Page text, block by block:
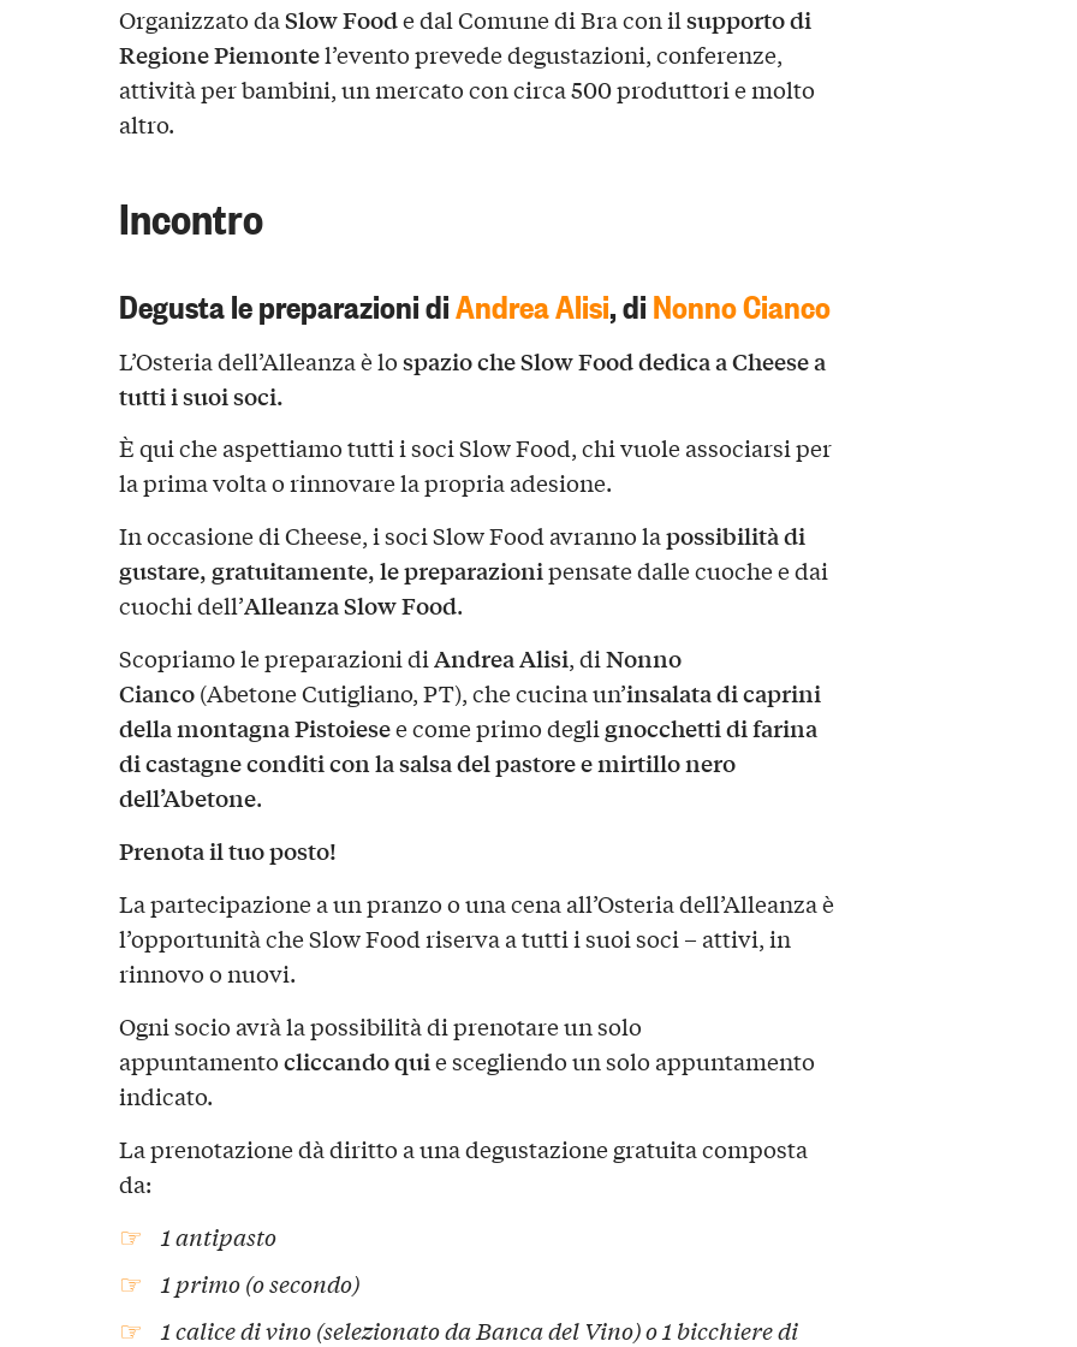
Organizzato daSlow Foode dal Comune di Bra con ilsupporto di
Regione Piemontel’evento prevede degustazioni, conferenze,
attività per bambini, un mercato con circa 500 produttori e molto
altro.
Incontro
Degusta le preparazioni diAndrea Alisi, diNonno Cianco
L’Osteria dell’Alleanza è lospazio che Slow Food dedica a Cheese a
tutti i suoi soci.
È qui che aspettiamo tutti i soci Slow Food, chi vuole associarsi per
la prima volta o rinnovare la propria adesione.
In occasione di Cheese, i soci Slow Food avranno lapossibilità di
gustare, gratuitamente, le preparazionipensate dalle cuoche e dai
cuochi dell’Alleanza Slow Food.
Scopriamo le preparazioni diAndrea Alisi, diNonno
Cianco(Abetone Cutigliano, PT), che cucina un’insalata di caprini
della montagna Pistoiesee come primo deglignocchetti di farina
di castagne conditi con la salsa del pastore e mirtillo nero
dell’Abetone.
Prenota il tuo posto!
La partecipazione a un pranzo o una cena all’Osteria dell’Alleanza è
l’opportunità che Slow Food riserva a tutti i suoi soci – attivi, in
rinnovo o nuovi.
Ogni socio avrà la possibilità di prenotare un solo
appuntamentocliccando quie scegliendo un solo appuntamento
indicato.
La prenotazione dà diritto a una degustazione gratuita composta
da:
1 antipasto
1 primo (o secondo)
1 calice di vino (selezionato da Banca del Vino) o 1 bicchiere di